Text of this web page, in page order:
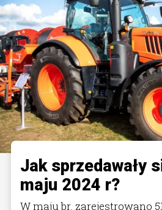
Jak sprzedawały
maju 2024 r?
W maju br. zarejestrowano